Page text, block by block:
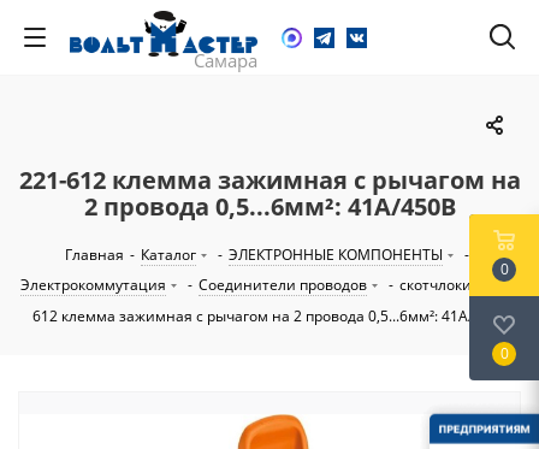
221-612 клемма зажимная с рычагом на
2 провода 0,5...6мм²: 41А/450В
Главная - Каталог - ЭЛЕКТРОННЫЕ КОМПОНЕНТЫ
-
Электрокоммутация
- Соединители проводов - скотчлоки
221-
612 клемма зажимная с рычагом на 2 провода 0,5...6мм²: 41А/450В
0
0